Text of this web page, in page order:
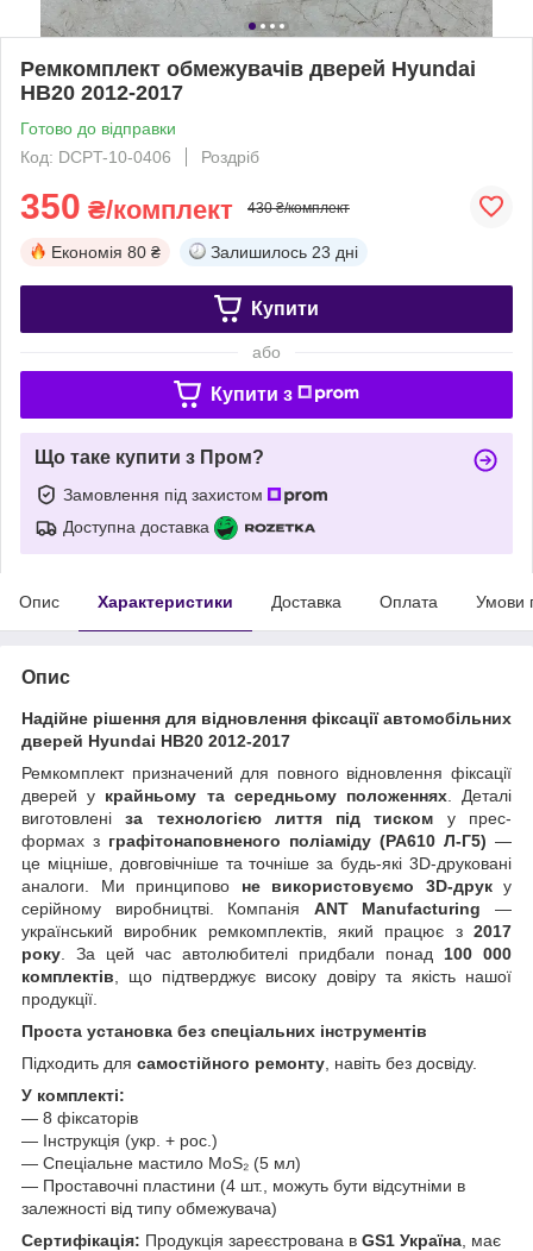
Ремкомплект обмежувачів дверей Hyundai
HB20 2012-2017
Готово до відправки
Код: DCPT-10-0406
Роздріб
350 ₴/комплект 430 ₴/комплект
Економія 80 ₴ Залишилось 23 дні
Купити
або
Купити з
Що таке купити з Пром?
Замовлення під захистом
Доступна доставка
Опис Характеристики Доставка Оплата Умови
Опис
Надійне рішення для відновлення фіксації автомобільних
дверей Hyundai HB20 2012-2017
Ремкомплект призначений для повного відновлення фіксації
дверей у крайньому та середньому положеннях. Деталі
виготовленіза технологією лиття під тиском у прес-
формах з графітонаповненого поліаміду (PA610 Л-Г5) —
це міцніше, довговічніше та точніше за будь-які 3D-друковані
аналоги. Ми принципово не використовуємо 3D-друку
серійному виробництві. Компанія ANT Manufacturing —
український виробник ремкомплектів, який працює з 2017
року . За цей час автолюбителі придбали понад 100 000
комплектів , що підтверджує високу довіру та якість нашої
продукції.
Проста установка без спеціальних інструментів
Підходить для самостійного ремонту , навіть без досвіду.
У комплекті:
— 8 фіксаторів
— Інструкція (укр. + рос.)
— Спеціальне мастило MoS₂ (5 мл)
— Проставочні пластини (4 шт., можуть бути відсутніми в
залежності від типу обмежувача)
Сертифікація: Продукція зареєстрована в GS1 Україна , має